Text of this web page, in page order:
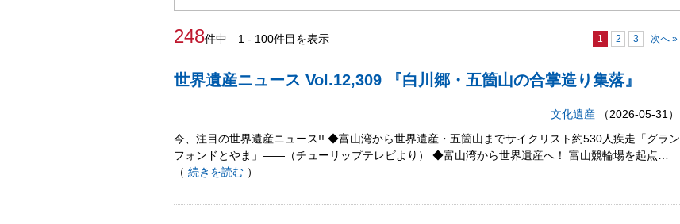
1 2 3 次へ »
248件中 1 - 100件目を表示
世界遺産ニュース Vol.12,309 『白川郷・五箇山の合掌造り集落』
文化遺産 （2026-05-31）
今、注目の世界遺産ニュース!! ◆富山湾から世界遺産・五箇山までサイクリスト約530人疾走「グラン
フォンドとやま」――（チューリップテレビより） ◆富山湾から世界遺産へ！ 富山競輪場を起点…
（ 続きを読む）